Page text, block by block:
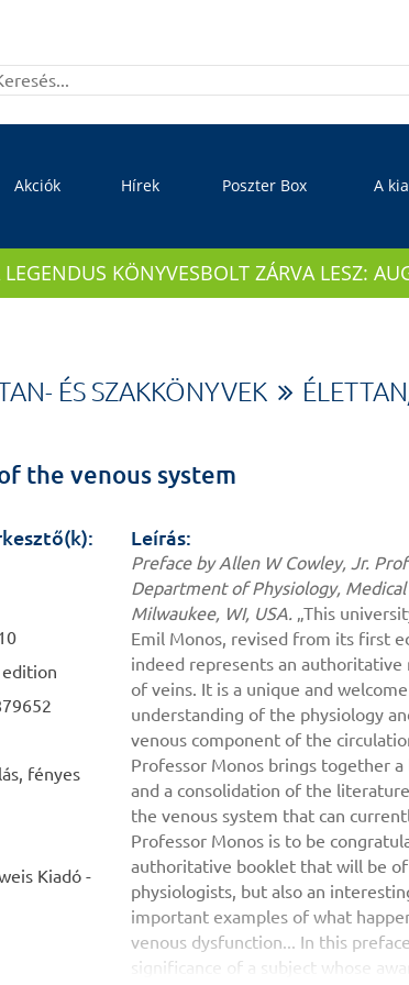
Akciók Hírek Poszter Box A
KÖNYVESBOLT ZÁRVA LESZ:
ÉS SZAKKÖNYVEK
the venous system
edition
fényes
Kiadó -
Leírás:
Preface by Allen W Cowley, Jr.
Department of Physiology,
Milwaukee, WI, USA. „This
Emil Monos, revised from its first
indeed represents an
of veins. It is a unique and
understanding of the physiology
venous component of the
Professor Monos brings together
and a consolidation of the
the venous system that can
Professor Monos is to be
authoritative booklet that will be
physiologists, but also an
important examples of what
venous dysfunction... In this
significance of a subject whose